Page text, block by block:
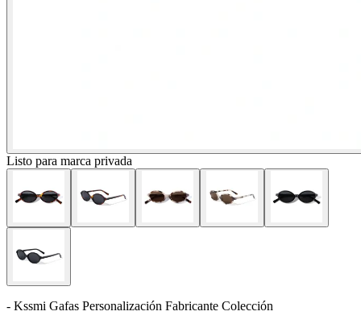
Listo para marca privada
- Kssmi Gafas Personalización Fabricante Colección